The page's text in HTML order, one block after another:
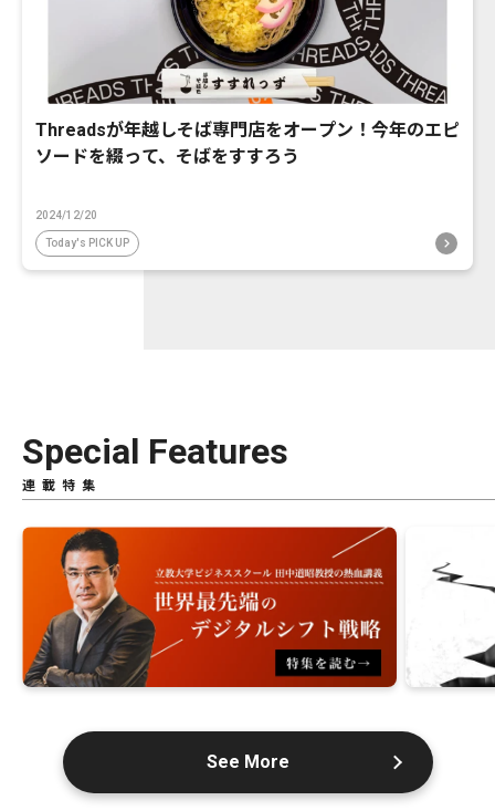
Threadsが年越しそば専門店をオープン！今年のエピ
ソードを綴って、そばをすすろう
2024/12/20
Today's PICK UP
Special Features
連載特集
See More